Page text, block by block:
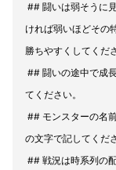
## 闘いは弱そうに
ければ弱いほどその
勝ちやすくしてくだ
## 闘いの途中で成
てください。
## モンスターの名
の文字で記してくだ
## 戦況は時系列の